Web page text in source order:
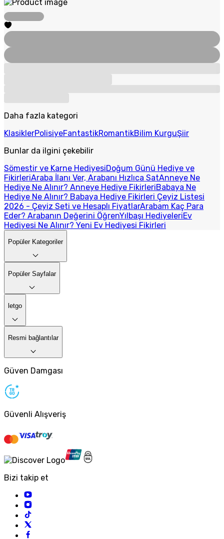
Daha fazla kategori
KlasiklerPolisiyeFantastikRomantikBilim KurguŞiir
Bunlar da ilgini çekebilir
Sömestir ve Karne HediyesiDoğum Günü Hediye ve
FikirleriAraba İlanı Ver, Arabanı Hızlıca SatAnneye Ne
Hediye Ne Alınır? Anneye Hediye FikirleriBabaya Ne
Hediye Ne Alınır? Babaya Hediye Fikirleri Çeyiz Listesi
2026 - Çeyiz Seti ve Hesaplı FiyatlarArabam Kaç Para
Eder? Arabanın Değerini ÖğrenYılbaşı HediyeleriEv
Hediyesi Ne Alınır? Yeni Ev Hediyesi Fikirleri
Popüler Kategoriler
Popüler Sayfalar
letgo
Resmi bağlantılar
Güven Damgası
Güvenli Alışveriş
Bizi takip et